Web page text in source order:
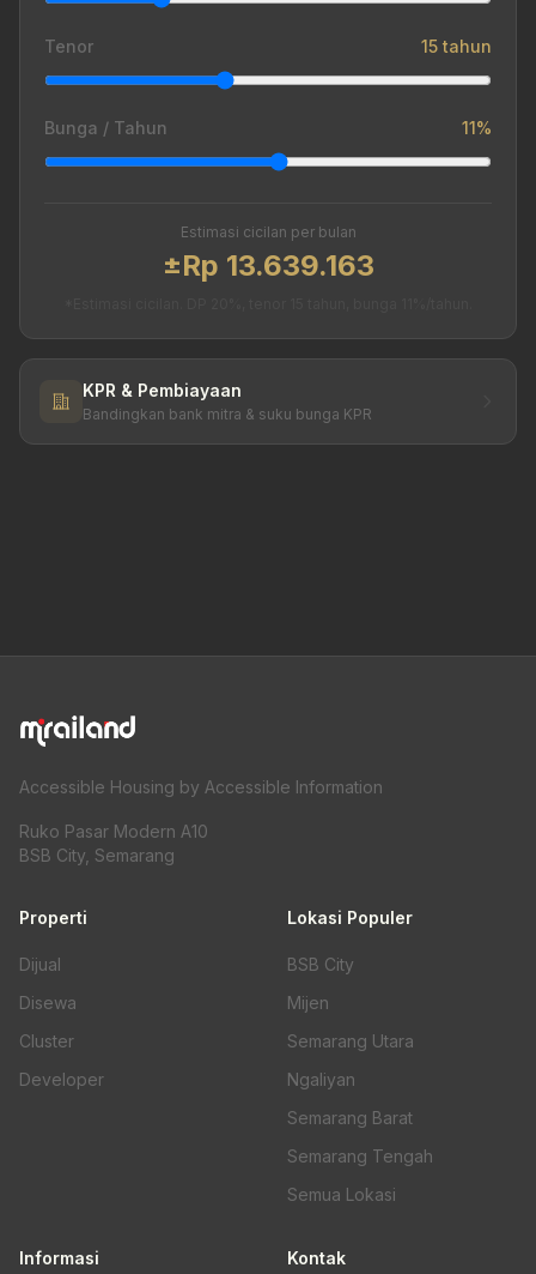
Tenor 15 tahun
Bunga / Tahun 11%
Estimasi cicilan per bulan
±Rp 13.639.163
KPR & Pembiayaan
Bandingkan bank mitra & suku bunga KPR
Accessible Housing by Accessible Information
Ruko Pasar Modern A10
BSB City, Semarang
Properti
Dijual
Disewa
Cluster
Developer
Lokasi Populer
BSB City
Mijen
Semarang Utara
Ngaliyan
Semarang Barat
Semarang Tengah
Semua Lokasi
Informasi Kontak